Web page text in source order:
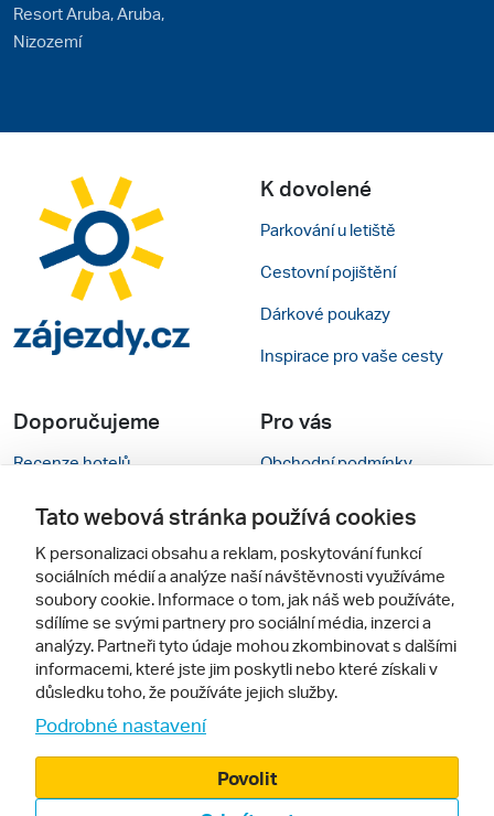
Resort Aruba, Aruba,
Nizozemí
K dovolené
Parkování u letiště
Cestovní pojištění
Dárkové poukazy
Inspirace pro vaše cesty
Doporučujeme
Recenze hotelů
Rady na cestu
Cestovní kanceláře
Zájazdy.sk
Pro vás
Obchodní podmínky
Kontakty
Nastavení cookies
Verze webu pro PC
Sledujte nás
Tato webová stránka používá cookies
K personalizaci obsahu a reklam, poskytování funkcí
sociálních médií a analýze naší návštěvnosti využíváme
soubory cookie. Informace o tom, jak náš web používáte,
sdílíme se svými partnery pro sociální média, inzerci a
analýzy. Partneři tyto údaje mohou zkombinovat s dalšími
informacemi, které jste jim poskytli nebo které získali v
důsledku toho, že používáte jejich služby.
Podrobné nastavení
Povolit